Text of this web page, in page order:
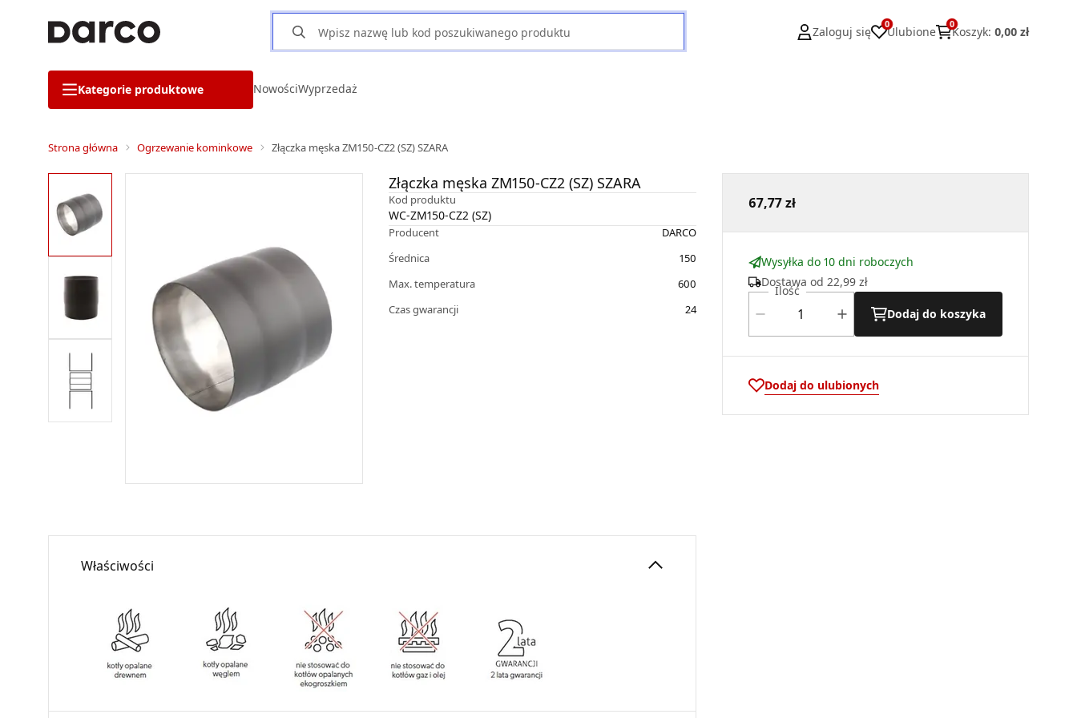
Zaloguj się
0
Ulubione
0
Koszyk: 0,00 zł
Kategorie produktowe NowościWyprzedaż
Strona główna Ogrzewanie kominkowe Złączka męska ZM150-CZ2 (SZ) SZARA
Złączka męska ZM150-CZ2 (SZ) SZARA
Kod produktu
WC-ZM150-CZ2 (SZ)
Producent
DARCO
Średnica
150
Max. temperatura
600
Czas gwarancji
24
67,77 zł
Wysyłka do 10 dni roboczych
Dostawa od 22,99 zł
Ilość
Dodaj do koszyka
Dodaj do ulubionych
Właściwości